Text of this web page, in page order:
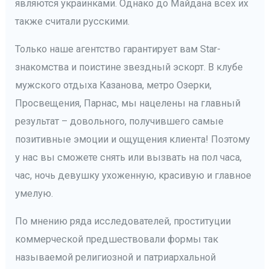
являются украинками. Однако до Майдана всех их
также считали русскими.
Только наше агентство гарантирует вам Star-
знакомства и поистине звездный эскорт. В клубе
мужского отдыха Казанова, метро Озерки,
Просвещения, Парнас, мы нацелены на главный
результат – довольного, получившего самые
позитивные эмоции и ощущения клиента! Поэтому
у нас вы сможете снять или вызвать на пол часа,
час, ночь девушку ухоженную, красивую и главное
умелую.
По мнению ряда исследователей, проституции
коммерческой предшествовали формы так
называемой религиозной и патриархальной